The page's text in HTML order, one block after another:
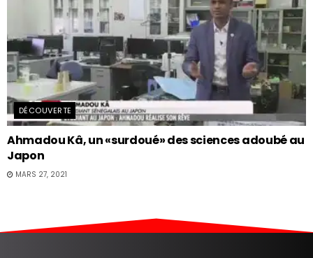
DÉCOUVERTE
Ahmadou Kâ, un «surdoué» des sciences adoubé au
Japon
MARS 27, 2021